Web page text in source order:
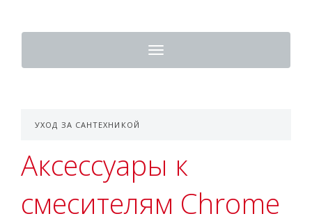
Toggle
navigation
УХОД ЗА САНТЕХНИКОЙ
Аксессуары к
смесителям Chrome